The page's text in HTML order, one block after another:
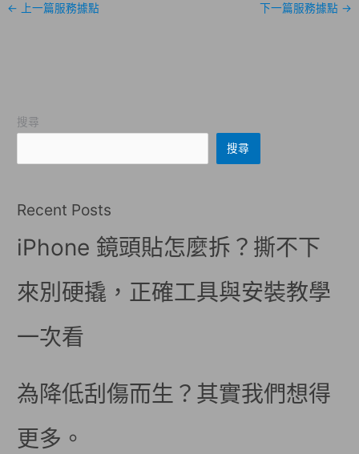
← 上一篇服務據點 下一篇服務據點 →
搜尋
搜尋
Recent Posts
iPhone 鏡頭貼怎麼拆？撕不下
來別硬撬，正確工具與安裝教學
一次看
為降低刮傷而生？其實我們想得
更多。